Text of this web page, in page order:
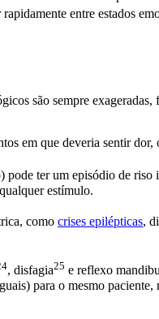
entre estados
são sempre
em que deveria sentir dor,
pode ter um episódio de riso
estímulo.
como crises epilépticas,
, disfagia25 e reflexo
para o mesmo